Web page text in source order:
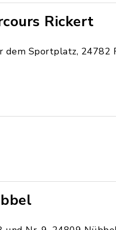
Rickert
dem Sportplatz, 24782